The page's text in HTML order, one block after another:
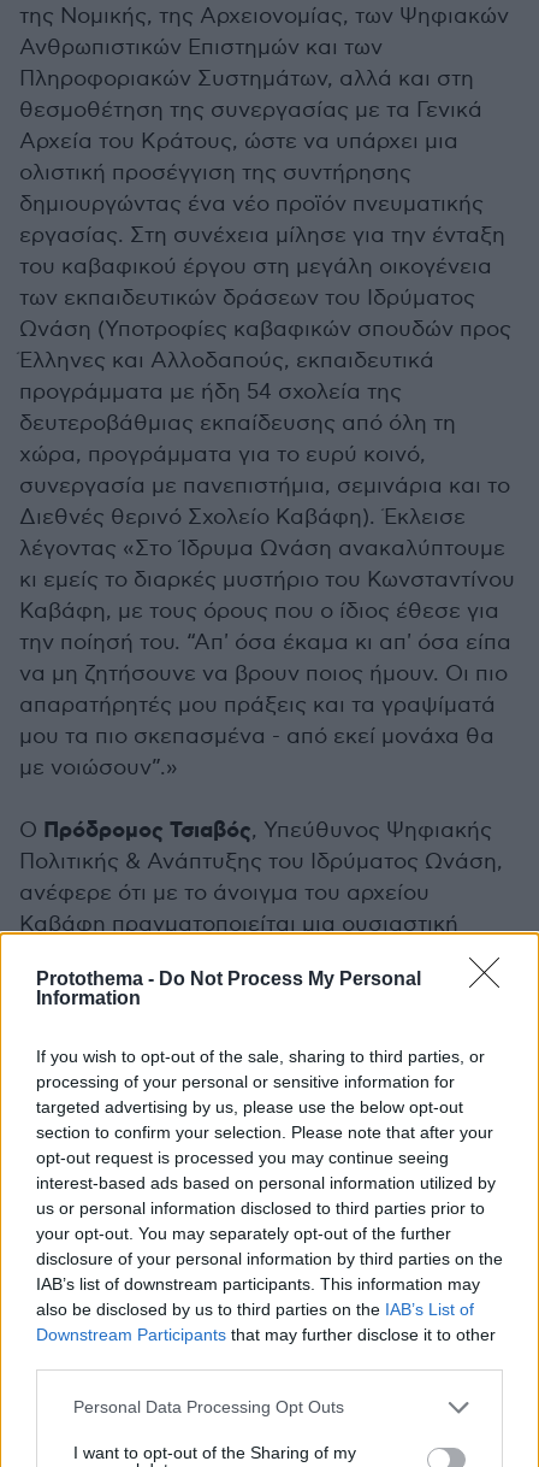
Protothema - Do Not Process My Personal
Information
If you wish to opt-out of the sale, sharing to third parties, or
processing of your personal or sensitive information for
targeted advertising by us, please use the below opt-out
section to confirm your selection. Please note that after your
opt-out request is processed you may continue seeing
interest-based ads based on personal information utilized by
us or personal information disclosed to third parties prior to
your opt-out. You may separately opt-out of the further
disclosure of your personal information by third parties on the
IAB’s list of downstream participants. This information may
also be disclosed by us to third parties on the IAB’s List of
Downstream Participants that may further disclose it to other
Please note that this website/app uses one or more Google
not limited to your visit or usage behaviour. You may click to
Personal Data Processing Opt Outs
I want to opt-out of the Sharing of my
της Νομικής, της Αρχειονομίας, των Ψηφιακών
Ανθρωπιστικών Επιστημών και των
Πληροφοριακών Συστημάτων, αλλά και στη
θεσμοθέτηση της συνεργασίας με τα Γενικά
Αρχεία του Κράτους, ώστε να υπάρχει μια
ολιστική προσέγγιση της συντήρησης
δημιουργώντας ένα νέο προϊόν πνευματικής
εργασίας. Στη συνέχεια μίλησε για την ένταξη
του καβαφικού έργου στη μεγάλη οικογένεια
των εκπαιδευτικών δράσεων του Ιδρύματος
Ωνάση (Υποτροφίες καβαφικών σπουδών προς
Έλληνες και Αλλοδαπούς, εκπαιδευτικά
προγράμματα με ήδη 54 σχολεία της
δευτεροβάθμιας εκπαίδευσης από όλη τη
χώρα, προγράμματα για το ευρύ κοινό,
συνεργασία με πανεπιστήμια, σεμινάρια και το
Διεθνές θερινό Σχολείο Καβάφη). Έκλεισε
λέγοντας «Στο Ίδρυμα Ωνάση ανακαλύπτουμε
κι εμείς το διαρκές μυστήριο του Κωνσταντίνου
Καβάφη, με τους όρους που ο ίδιος έθεσε για
την ποίησή του. “Απ' όσα έκαμα κι απ' όσα είπα
να μη ζητήσουνε να βρουν ποιος ήμουν. Οι πιο
απαρατήρητές μου πράξεις και τα γραψίματά
μου τα πιο σκεπασμένα - από εκεί μονάχα θα
με νοιώσουν”.»
Ο Πρόδρομος Τσιαβός, Υπεύθυνος Ψηφιακής
Πολιτικής & Ανάπτυξης του Ιδρύματος Ωνάση,
ανέφερε ότι με το άνοιγμα του αρχείου
Καβάφη πραγματοποιείται μια ουσιαστική
συνεισφορά στα ψηφιακά και πολιτιστικά κοινά
(commons): «Με τις άδειες Creative Commons,
να κατεβάσει), να διανείμει, να αντιγράψει, και
να διαθέσει το τεκμήριο στο κοινό. Αντίστοιχα,
να το τροποποιήσει, να το βελτιώσει ή να το
προσθέσει σε άλλη καλλιτεχνική σύνθεση,
κάνοντας πάντα αναφορά στον αδειοδότη
(δικαιούχο) και τον δημιουργό και διαθέτοντάς
το τεκμήριο με τους ίδιους όρους και
προϋποθέσεις. Εφόσον τηρούνται αυτές οι
προϋποθέσεις, η αξία του αρχείου αυξάνει και
δεν απομειώνεται από την αναπαραγωγή και
, Αρχειονόμος, Αναπληρώτρια
Διευθύντρια των Γενικών Αρχείων του